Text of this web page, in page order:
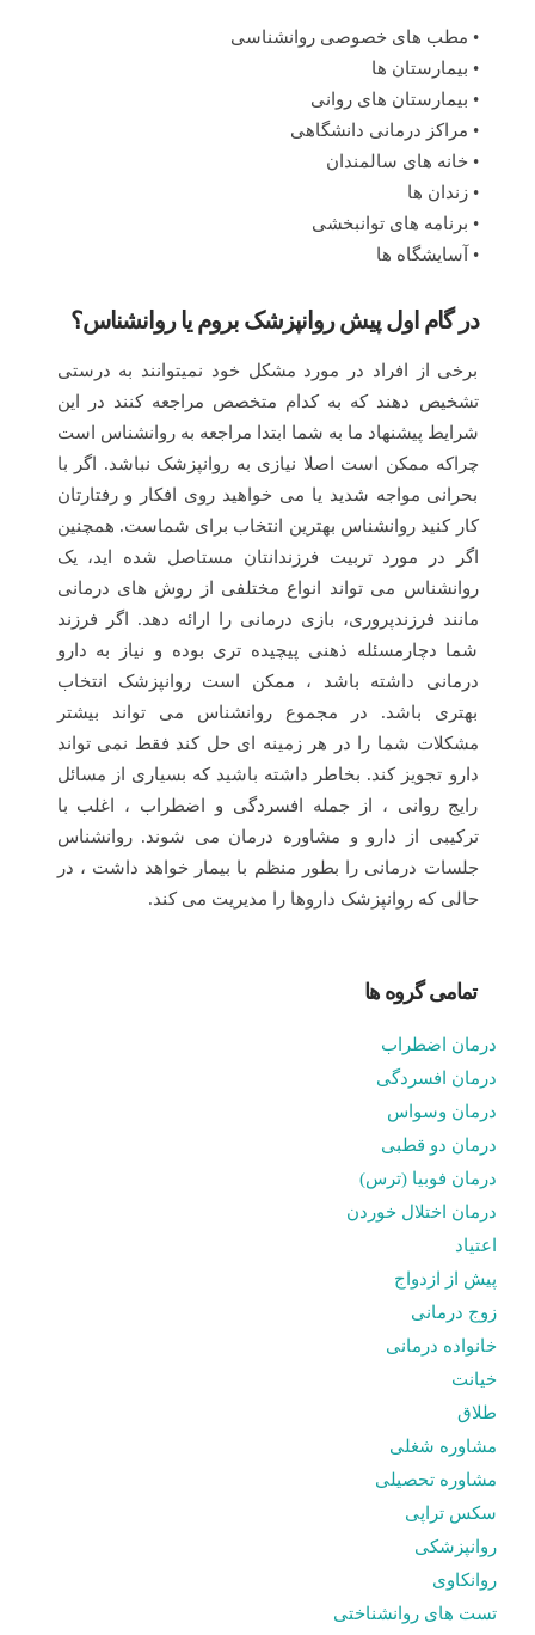
• مطب های خصوصی روانشناسی
• بیمارستان ها
• بیمارستان های روانی
• مراکز درمانی دانشگاهی
• خانه های سالمندان
• زندان ها
• برنامه های توانبخشی
• آسایشگاه ها
در گام اول پیش روانپزشک بروم یا روانشناس؟
برخی از افراد در مورد مشکل خود نمیتوانند به درستی
تشخیص دهند که به کدام متخصص مراجعه کنند در این
شرایط پیشنهاد ما به شما ابتدا مراجعه به روانشناس است
چراکه ممکن است اصلا نیازی به روانپزشک نباشد. اگر با
بحرانی مواجه شدید یا می خواهید روی افکار و رفتارتان
کار کنید روانشناس بهترین انتخاب برای شماست. همچنین
اگر در مورد تربیت فرزندانتان مستاصل شده اید، یک
روانشناس می تواند انواع مختلفی از روش های درمانی
مانند فرزندپروری، بازی درمانی را ارائه دهد. اگر فرزند
شما دچارمسئله ذهنی پیچیده تری بوده و نیاز به دارو
درمانی داشته باشد ، ممکن است روانپزشک انتخاب
بهتری باشد. در مجموع روانشناس می تواند بیشتر
مشکلات شما را در هر زمینه ای حل کند فقط نمی تواند
دارو تجویز کند. بخاطر داشته باشید که بسیاری از مسائل
رایج روانی ، از جمله افسردگی و اضطراب ، اغلب با
ترکیبی از دارو و مشاوره درمان می شوند. روانشناس
جلسات درمانی را بطور منظم با بیمار خواهد داشت ، در
حالی که روانپزشک داروها را مدیریت می کند.
تمامی گروه ها
درمان اضطراب
درمان افسردگی
درمان وسواس
درمان دو قطبی
درمان فوبیا (ترس)
درمان اختلال خوردن
اعتیاد
پیش از ازدواج
زوج درمانی
خانواده درمانی
خیانت
طلاق
مشاوره شغلی
مشاوره تحصیلی
سکس تراپی
روانپزشکی
روانکاوی
تست های روانشناختی